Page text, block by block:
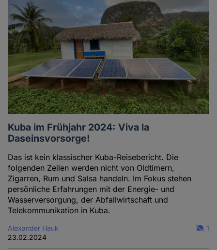
Kuba im Frühjahr 2024: Viva la
Daseinsvorsorge!
Das ist kein klassischer Kuba-Reisebericht. Die
folgenden Zeilen werden nicht von Oldtimern,
Zigarren, Rum und Salsa handeln. Im Fokus stehen
persönliche Erfahrungen mit der Energie- und
Wasserversorgung, der Abfallwirtschaft und
Telekommunikation in Kuba.
Alexander Hauk
23.02.2024
1